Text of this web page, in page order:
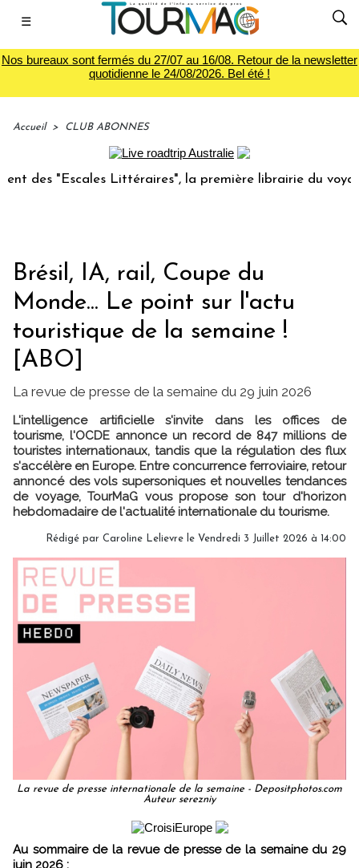
☰
Nos bureaux sont fermés du 27/07 au 16/08. Retour de la newsletter
quotidienne le 24/08/2026. Bel été !
Accueil > CLUB ABONNES
la première librairie du voyage Le groupe
Brésil, IA, rail, Coupe du
Monde... Le point sur l'actu
touristique de la semaine !
[ABO]
La revue de presse de la semaine du 29 juin 2026
L'intelligence artificielle s'invite dans les offices de
tourisme, l'OCDE annonce un record de 847 millions de
touristes internationaux, tandis que la régulation des flux
s'accélère en Europe. Entre concurrence ferroviaire, retour
annoncé des vols supersoniques et nouvelles tendances
de voyage, TourMaG vous propose son tour d'horizon
hebdomadaire de l'actualité internationale du tourisme.
Rédigé par Caroline Lelievre le Vendredi 3 Juillet 2026 à 14:00
La revue de presse internationale de la semaine - Depositphotos.com
Auteur serezniy
Au sommaire de la revue de presse de la semaine du 29
juin 2026 :